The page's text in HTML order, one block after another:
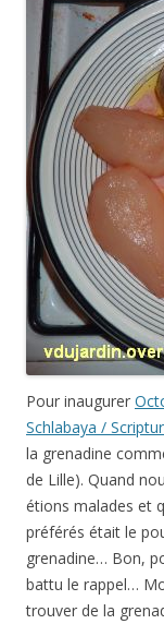
Pour inaugurer
Schlabaya /
la grenadine
de Lille). Quand
étions malades et
préférés était le
grenadine… Bon,
battu le rappel…
trouver de la